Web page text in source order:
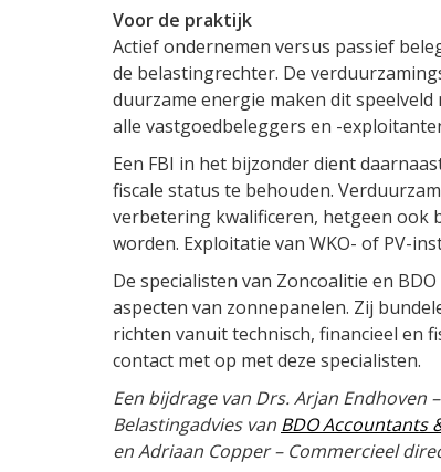
Voor de praktijk
Actief ondernemen versus passief
de belastingrechter. De
duurzame energie maken dit
alle vastgoedbeleggers en -
Een FBI in het bijzonder dient
fiscale status te behouden.
verbetering kwalificeren, hetgeen ook
worden. Exploitatie van WKO- of PV-
De specialisten van Zoncoalitie en
aspecten van zonnepanelen. Zij
richten vanuit technisch, financieel en
contact met op met deze specialisten.
Een bijdrage van Drs. Arjan Endhoven
Belastingadvies van BDO Accountants
en Adriaan Copper – Commercieel